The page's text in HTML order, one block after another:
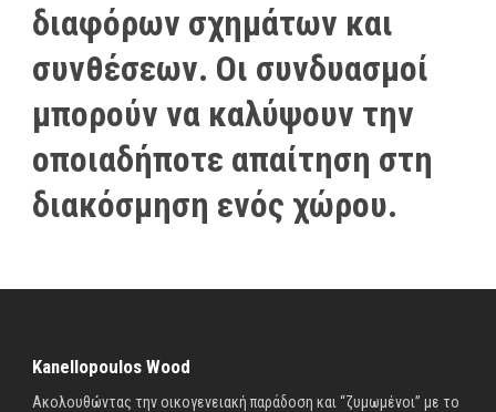
διαφόρων σχημάτων και
συνθέσεων. Οι συνδυασμοί
μπορούν να καλύψουν την
οποιαδήποτε απαίτηση στη
διακόσμηση ενός χώρου.
Kanellopoulos Wood
Ακολουθώντας την οικογενειακή παράδοση και “ζυμωμένοι” με το